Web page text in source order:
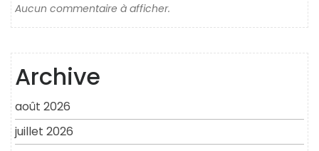
Aucun commentaire à afficher.
Archive
août 2026
juillet 2026